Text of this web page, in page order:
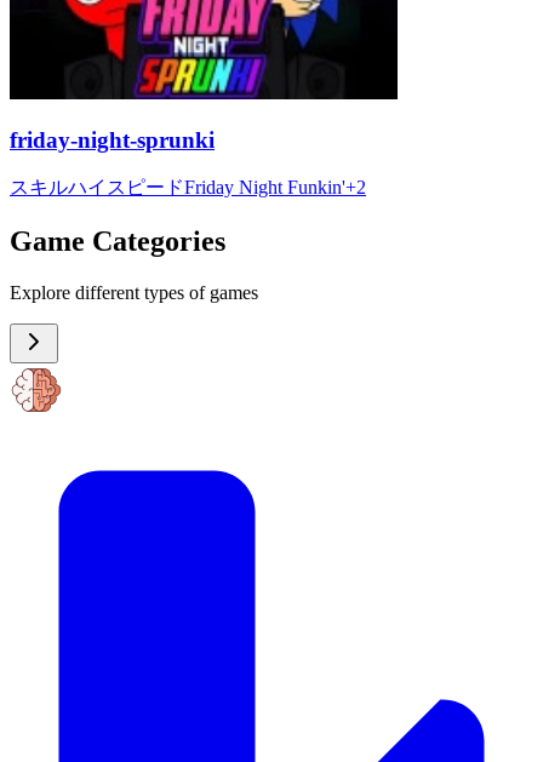
friday-night-sprunki
スキルハイスピードFriday Night Funkin'+2
Game Categories
Explore different types of games